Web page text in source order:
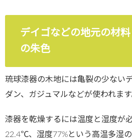
デイゴなどの地元の材
の朱色
琉球漆器の木地には亀裂の少ない
ダン、ガジュマルなどが使われます
漆器を乾燥するには温度と湿度が
22.4℃、湿度77%という高温多湿